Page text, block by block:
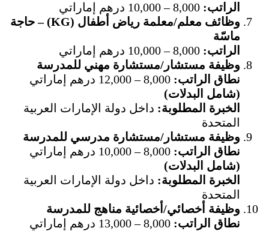
الراتب:
وظائف معلم/معلمة رياض أطفال (KG) – حاجة
ماسّة
الراتب:
وظيفة مستشار/مستشارة مهني للمدرسة
نطاق الراتب:
(شامل البدلات)
الخبرة المطلوبة: داخل دولة الإمارات العربية
المتحدة
وظيفة مستشار/مستشارة مدرسي للمدرسة
نطاق الراتب:
(شامل البدلات)
الخبرة المطلوبة: داخل دولة الإمارات العربية
المتحدة
وظيفة أخصائي/أخصائية مناهج للمدرسة
نطاق الراتب: